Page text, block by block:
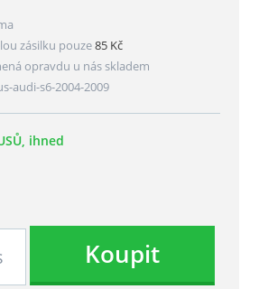
zásilku pouze85 Kč
opravdu u nás skladem
audi-s6-2004-2009
ihned
Koupit